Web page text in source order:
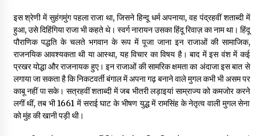
इस श्रेणी में सुहंगमुंग पहला राजा था, जिसने हिन्दू धर्म अपनाया, वह पंद्रहवीं शताब्दी में
हुआ, उसे दिहिंगिया राजा भी कहते थे। स्वर्ग नारायन उसका हिंदू रिवाज़ का नाम था। हिंदू
पौराणिक पद्धति के चलते भगवान के रूप में पूजा जाना इन राजाओं की सामाजिक,
राजनयिक आवश्यकता थी या आस्था, यह विचार का विषय है। बाद में इस वंश में कई
प्रखर योद्धा और राजनायक हुए। इन राजाओं की सामरिक क्षमता का अंदाजा इस बात से
लगाया जा सकता है कि निकटवर्ती बंगाल में अपना गढ़ बनाने वाले मुगल कभी भी असम पर
काबू नहीं पा सके। सत्रहवीं शताब्दी में जब भीतरी लड़ाइयां साम्राज्य को कमजोर करने
लगीं थीं, तब भी 1661 में सराई घाट के भीषण युद्ध में रामसिंह के नेतृत्व वाली मुगल सेना
को मुंह की खानी पड़ी थी।